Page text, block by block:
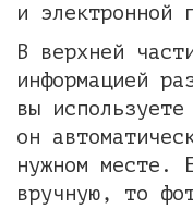
и электронной
В верхней
информацией
вы
он
нужном месте.
вручную, то